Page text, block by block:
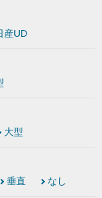
産UD
大型
垂直 なし